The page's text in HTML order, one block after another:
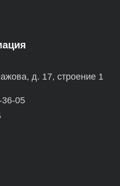
д. 17, строение 1
36-05